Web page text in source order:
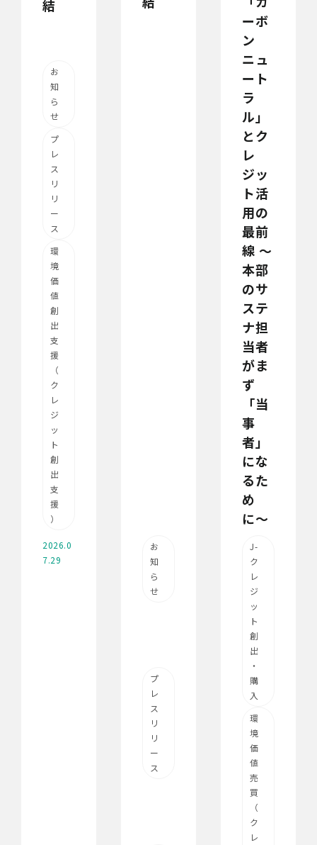
結
お
知
ら
せ
プ
レ
ス
リ
リ
ー
ス
環
境
価
値
創
出
支
援
（
ク
レ
ジ
ッ
ト
創
出
支
援
）
2026.0
7.29
お
知
ら
せ
プ
レ
ス
リ
リ
ー
ス
ーボ
ン
ニュ
ート
ラ
ル」
とク
レ
ジッ
ト活
用の
最前
線 〜
本部
のサ
ステ
ナ担
当者
がま
ず
「当
事
者」
にな
るた
め
に〜
J-
ク
レ
ジ
ッ
ト
創
出
・
購
入
環
境
価
値
売
買
（
ク
レ